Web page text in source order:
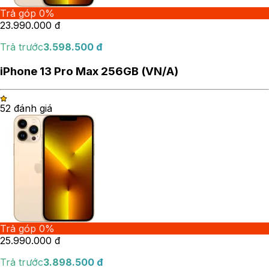
Trả góp 0%
23.990.000 đ
Trả trước3.598.500 đ
iPhone 13 Pro Max 256GB (VN/A)
52 đánh giá
Trả góp 0%
25.990.000 đ
Trả trước3.898.500 đ